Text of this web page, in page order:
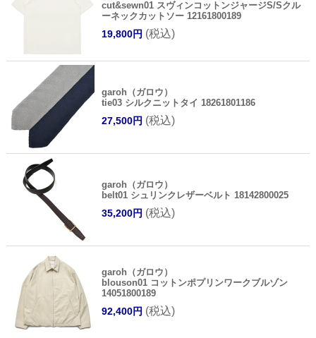
cut&sewn01 スヴィンコットンジャージS/Sクル
ーネックカットソー 12161800189
19,800円 (税込)
garoh（ガロウ）
tie03 シルクニットタイ 18261801186
27,500円 (税込)
garoh（ガロウ）
belt01 シュリンクレザーベルト 18142800025
35,200円 (税込)
garoh（ガロウ）
blouson01 コットンポプリンワークブルゾン
14051800189
92,400円 (税込)